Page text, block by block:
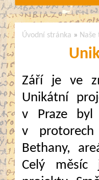
Úvodní stránka » Naše
Září je ve
Unikátní
v Praze
v protorech
Bethany,
Celý měsíc